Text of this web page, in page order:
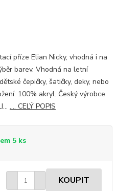
příze Elian Nicky, vhodná i na
barev. Vhodná na letní
čepičky, šatičky, deky, nebo
100% akryl. Český výrobce
.... CELÝ POPIS
5 ks
KOUPIT